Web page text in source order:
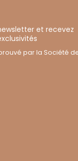
et recevez
par la Société